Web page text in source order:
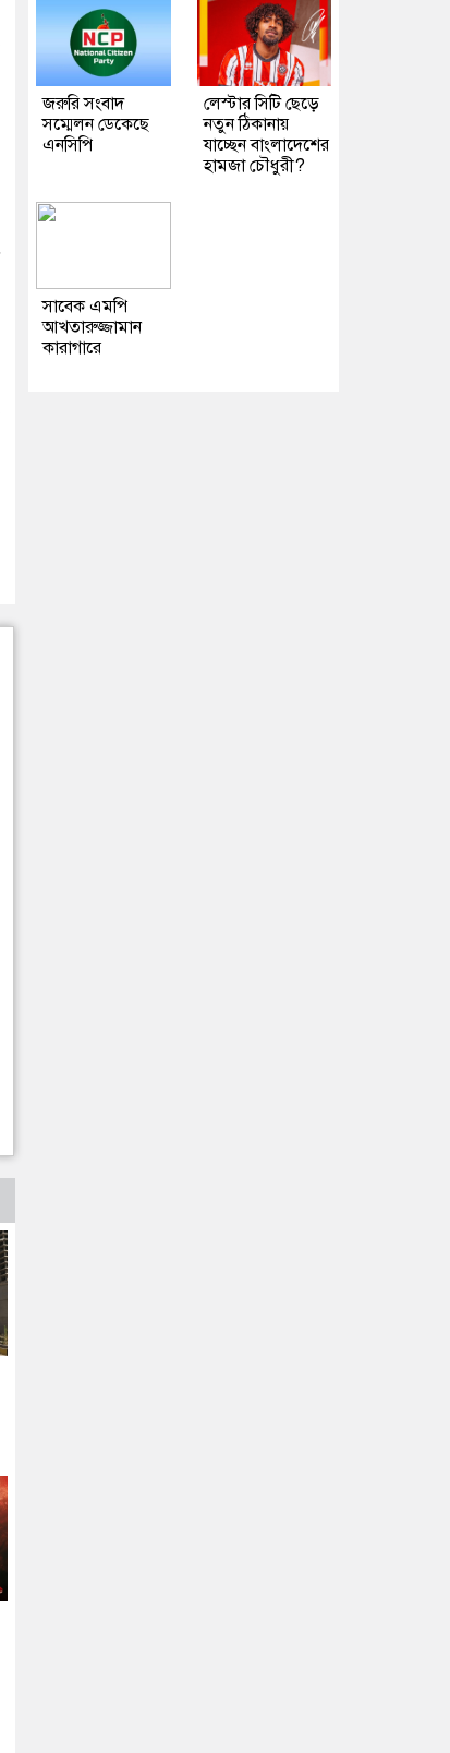
জরুরি সংবাদ
সম্মেলন ডেকেছে
এনসিপি
লেস্টার সিটি ছেড়ে
নতুন ঠিকানায়
যাচ্ছেন বাংলাদেশের
হামজা চৌধুরী?
সাবেক এমপি
আখতারুজ্জামান
কারাগারে